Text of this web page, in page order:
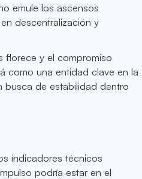
emule los ascensos
descentralización y
florece y el compromiso
como una entidad clave en la
busca de estabilidad dentro
indicadores técnicos
podría estar en el